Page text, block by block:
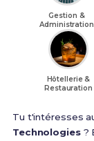
Gestion &
Administration
Hôtellerie &
Restauration
Tu t'intéresses
Technologies?